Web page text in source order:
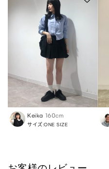
Keika 160cm
サイズ:ONE SIZE